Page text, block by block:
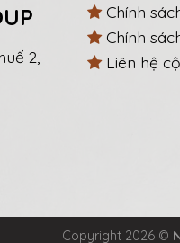
2,
Chính
Chính
Liên hệ
Copyright 2026 ©